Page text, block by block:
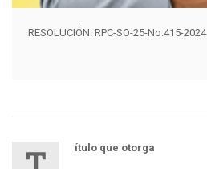
RESOLUCIÓN: RPC-SO-25-No.415-2024
ítulo que otorga